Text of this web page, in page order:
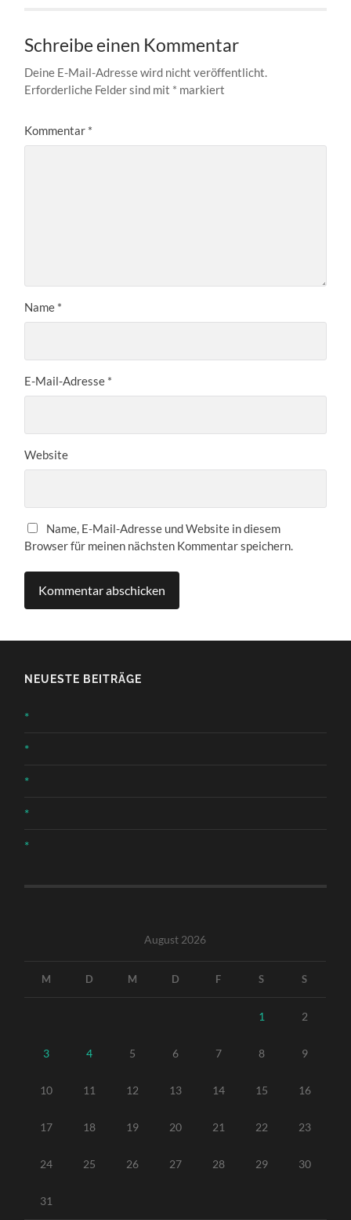
Schreibe einen Kommentar
Deine E-Mail-Adresse wird nicht veröffentlicht.
Erforderliche Felder sind mit * markiert
Kommentar *
Name *
E-Mail-Adresse *
Website
Name, E-Mail-Adresse und Website in diesem
Browser für meinen nächsten Kommentar speichern.
NEUESTE BEITRÄGE
*
*
*
*
*
August 2026
M D M D F S S
1 2
3 4 5 6 7 8 9
10 11 12 13 14 15 16
17 18 19 20 21 22 23
24 25 26 27 28 29 30
31